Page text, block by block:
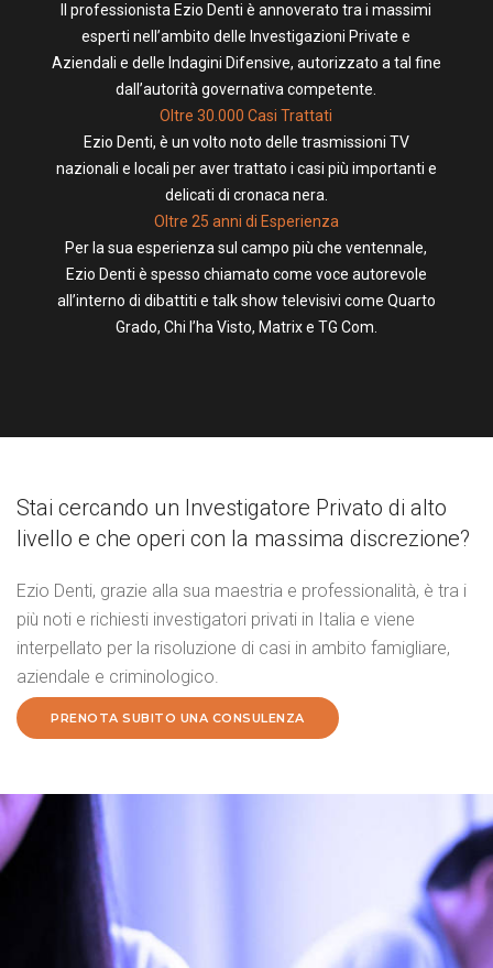
Il professionista Ezio Denti è annoverato tra i massimi
esperti nell’ambito delle Investigazioni Private e
Aziendali e delle Indagini Difensive, autorizzato a tal fine
dall’autorità governativa competente.
Oltre 30.000 Casi Trattati
Ezio Denti, è un volto noto delle trasmissioni TV
nazionali e locali per aver trattato i casi più importanti e
delicati di cronaca nera.
Oltre 25 anni di Esperienza
Per la sua esperienza sul campo più che ventennale,
Ezio Denti è spesso chiamato come voce autorevole
all’interno di dibattiti e talk show televisivi come Quarto
Grado, Chi l’ha Visto, Matrix e TG Com.
Stai cercando un Investigatore Privato di alto
livello e che operi con la massima discrezione?
Ezio Denti, grazie alla sua maestria e professionalità, è tra i
più noti e richiesti investigatori privati in Italia e viene
interpellato per la risoluzione di casi in ambito famigliare,
aziendale e criminologico.
PRENOTA SUBITO UNA CONSULENZA